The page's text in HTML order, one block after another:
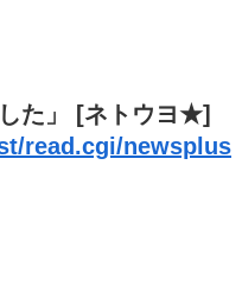
た」 [ネトウヨ★]
read.cgi/newsplus